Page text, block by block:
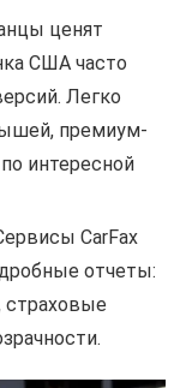
ценят
США часто
Легко
премиум-
интересной
CarFax
отчеты:
страховые